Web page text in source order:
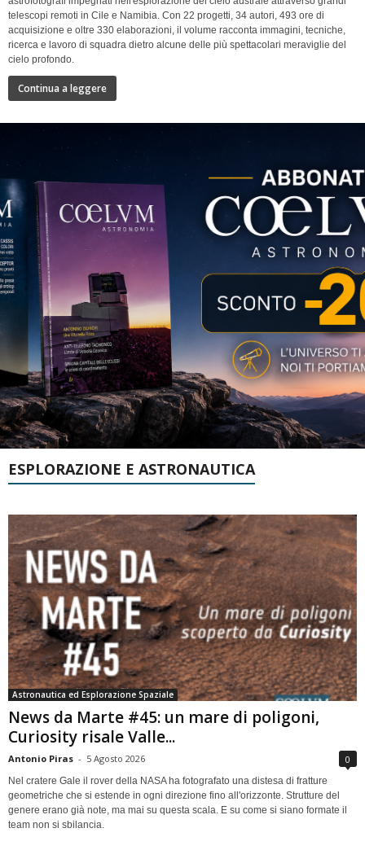
telescopi remoti in Cile e Namibia. Con 22 progetti, 34 autori, 493 ore di
acquisizione e oltre 330 elaborazioni, il volume racconta immagini, tecniche,
ricerca e lavoro di squadra dietro alcune delle più spettacolari meraviglie del
cielo profondo.
Continua a leggere
ESPLORAZIONE E ASTRONAUTICA
Astronautica ed Esplorazione Spaziale
News da Marte #45: un mare di poligoni,
Curiosity risale Valle...
Antonio Piras - 5 Agosto 2026 0
Nel cratere Gale il rover della NASA ha fotografato una distesa di fratture
geometriche che si estende in ogni direzione fino all'orizzonte. Strutture del
genere erano già note, ma mai su questa scala. E su come si siano formate il
team non si sbilancia.